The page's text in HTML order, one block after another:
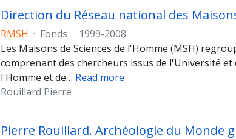
Direction du Réseau national des
RMSH · Fonds · 1999-2008
Les Maisons de Sciences de l'Homme (MSH)
comprenant des chercheurs issus de l'Université
l'Homme et de… Read more
Rouillard Pierre
Pierre Rouillard. Archéologie du Monde